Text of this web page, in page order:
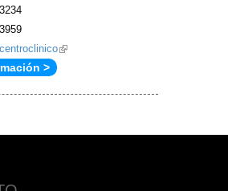
(link
>